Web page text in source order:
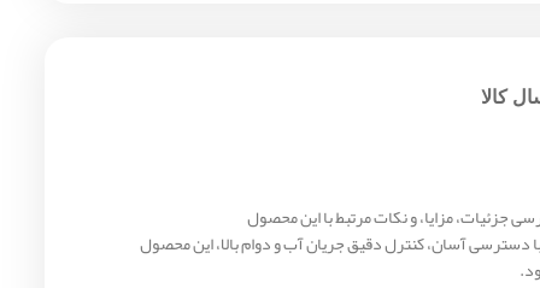
کالا
جزئیات، مزایا، و نکات مرتبط با این محصول
دسترسی آسان، کنترل دقیق جریان آب و دوام بالا، این محصول